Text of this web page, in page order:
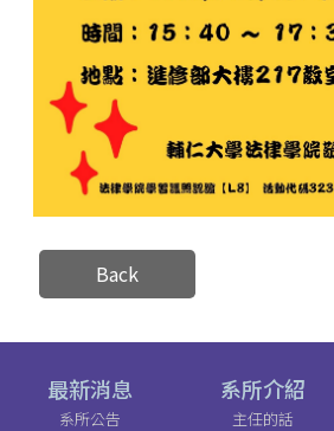
Back
最新消息
系所公告
系所介紹
主任的話